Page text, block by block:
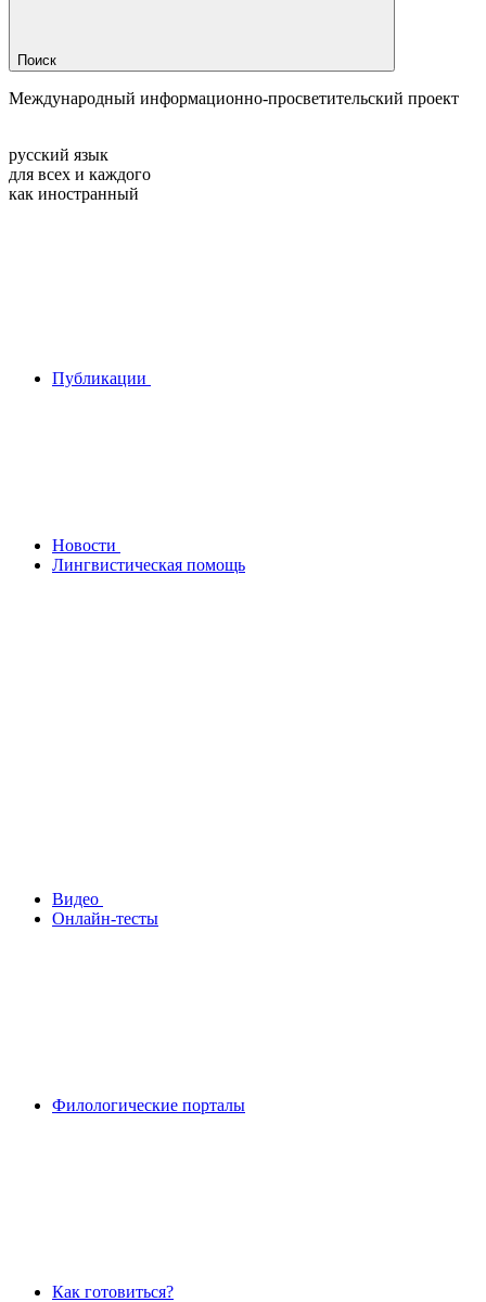
Поиск
Международный информационно-просветительский проект
русский язык
для всех и каждого
как иностранный
Публикации
Новости
Лингвистическая помощь
Видео
Онлайн-тесты
Филологические порталы
Как готовиться?